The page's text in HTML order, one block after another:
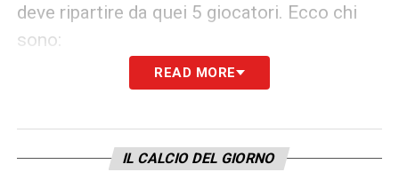
deve ripartire da quei 5 giocatori. Ecco chi
sono:
Ci sono cinque giocatori che
Dimarco, Tonali e Cambiaso (e merita una
READ MORE
IL CALCIO DEL GIORNO